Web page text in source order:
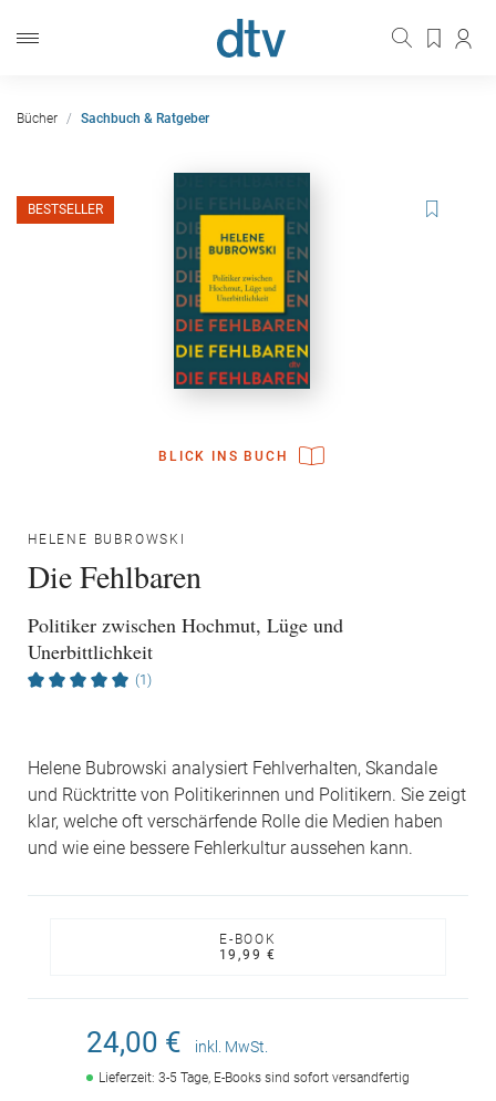
Bücher Sachbuch & Ratgeber
BLICK INS BUCH
BESTSELLER
HELENE BUBROWSKI
Die Fehlbaren
Politiker zwischen Hochmut, Lüge und
Unerbittlichkeit
(1)
Helene Bubrowski analysiert Fehlverhalten, Skandale
und Rücktritte von Politikerinnen und Politikern. Sie zeigt
klar, welche oft verschärfende Rolle die Medien haben
und wie eine bessere Fehlerkultur aussehen kann.
E-BOOK
19,99 €
24,00 € inkl. MwSt.
Lieferzeit: 3-5 Tage, E-Books sind sofort versandfertig